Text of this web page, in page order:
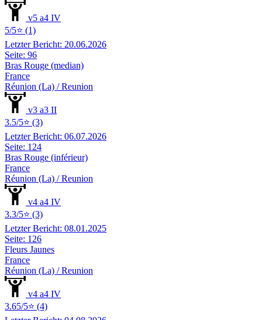
v5 a4 IV
5/5⭐ (1)
Letzter Bericht: 20.06.2026
Seite: 96
Bras Rouge (median)
France
Réunion (La) / Reunion
v3 a3 II
3.5/5⭐ (3)
Letzter Bericht: 06.07.2026
Seite: 124
Bras Rouge (inférieur)
France
Réunion (La) / Reunion
v4 a4 IV
3.3/5⭐ (3)
Letzter Bericht: 08.01.2025
Seite: 126
Fleurs Jaunes
France
Réunion (La) / Reunion
v4 a4 IV
3.65/5⭐ (4)